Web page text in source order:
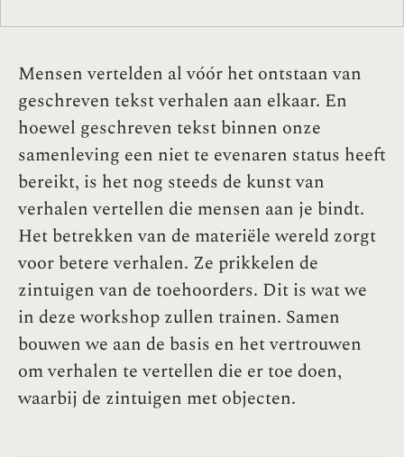
Mensen vertelden al vóór het ontstaan ​​van
geschreven tekst verhalen aan elkaar. En
hoewel geschreven tekst binnen onze
samenleving een niet te evenaren status heeft
bereikt, is het nog steeds de kunst van
verhalen vertellen die mensen aan je bindt.
Het betrekken van de materiële wereld zorgt
voor betere verhalen. Ze prikkelen de
zintuigen van de toehoorders. Dit is wat we
in deze workshop zullen trainen. Samen
bouwen we aan de basis en het vertrouwen
om verhalen te vertellen die er toe doen,
waarbij de zintuigen met objecten.